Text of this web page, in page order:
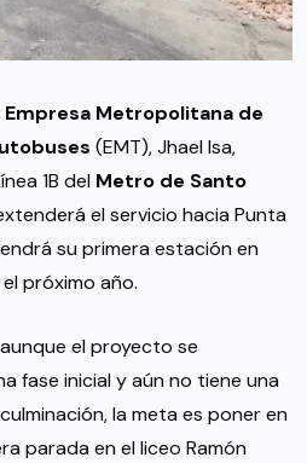
Empresa Metropolitana de
(EMT), Jhael Isa,
1B del Metro de Santo
el servicio hacia Punta
su primera estación en
próximo año.
el proyecto se
fase inicial y aún no tiene una
la meta es poner en
parada en el liceo Ramón